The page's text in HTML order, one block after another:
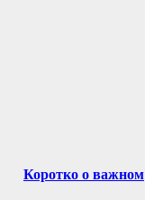
Коротко о важном